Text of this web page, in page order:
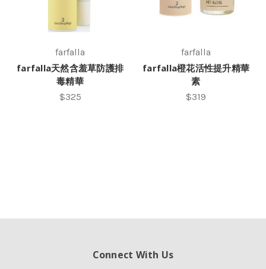
farfalla
farfalla天然含羞草防護排
毒精華
$325
farfalla
farfalla橙花活性提升精華
素
$319
Connect With Us